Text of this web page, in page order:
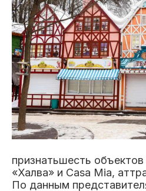
признатьшесть
«Халва» и Casa Mia,
По данным